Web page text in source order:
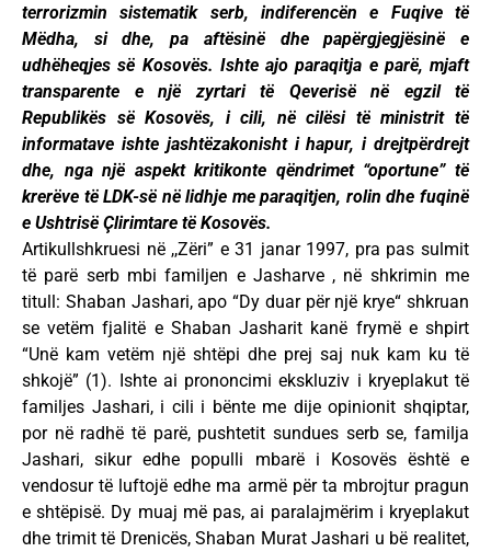
terrorizmin sistematik serb, indiferencën e Fuqive të
Mëdha, si dhe, pa aftësinë dhe papërgjegjësinë e
udhëheqjes së Kosovës. Ishte ajo paraqitja e parë, mjaft
transparente e një zyrtari të Qeverisë në egzil të
Republikës së Kosovës, i cili, në cilësi të ministrit të
informatave ishte jashtëzakonisht i hapur, i drejtpërdrejt
dhe, nga një aspekt kritikonte qëndrimet “oportune” të
krerëve të LDK-së në lidhje me paraqitjen, rolin dhe fuqinë
e Ushtrisë Çlirimtare të Kosovës.
Artikullshkruesi në ,,Zëri” e 31 janar 1997, pra pas sulmit
të parë serb mbi familjen e Jasharve , në shkrimin me
titull: Shaban Jashari, apo “Dy duar për një krye“ shkruan
se vetëm fjalitë e Shaban Jasharit kanë frymë e shpirt
“Unë kam vetëm një shtëpi dhe prej saj nuk kam ku të
shkojë” (1). Ishte ai prononcimi ekskluziv i kryeplakut të
familjes Jashari, i cili i bënte me dije opinionit shqiptar,
por në radhë të parë, pushtetit sundues serb se, familja
Jashari, sikur edhe populli mbarë i Kosovës është e
vendosur të luftojë edhe ma armë për ta mbrojtur pragun
e shtëpisë. Dy muaj më pas, ai paralajmërim i kryeplakut
dhe trimit të Drenicës, Shaban Murat Jashari u bë realitet,